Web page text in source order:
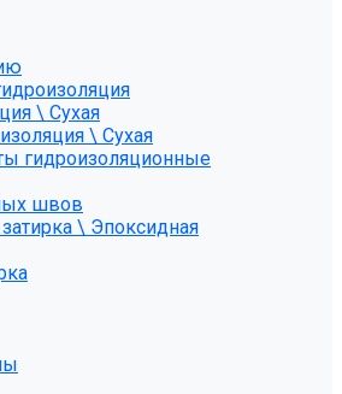
\ Сухая
\ Сухая
гидроизоляционные
швов
\ Эпоксидная